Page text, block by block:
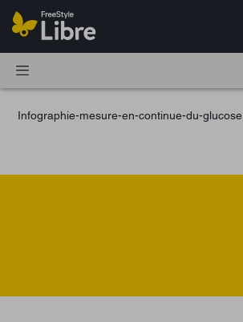
Infographie-mesure-en-continue-du-glucose